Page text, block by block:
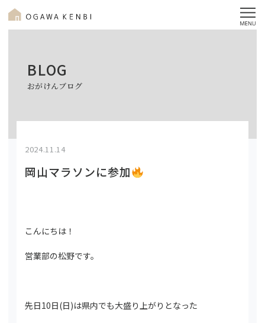
BLOG
おがけんブログ
2024.11.14
岡山マラソンに参加
こんにちは！
営業部の松野です。
先日10日(日)は県内でも大盛り上がりとなった